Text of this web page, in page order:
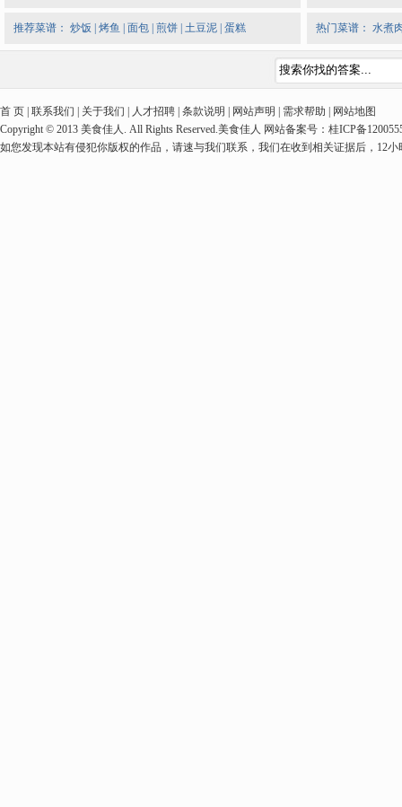
推荐菜谱： 炒饭 | 烤鱼 | 面包 | 煎饼 | 土豆泥 | 蛋糕 热门菜谱： 水煮
首 页 | 联系我们 | 关于我们 | 人才招聘 | 条款说明 | 网站声明 | 需求帮助 | 网站地图
Copyright © 2013 美食佳人. All Rights Reserved.美食佳人 网站备案号：桂ICP备
如您发现本站有侵犯你版权的作品，请速与我们联系，我们在收到相关证据后，12